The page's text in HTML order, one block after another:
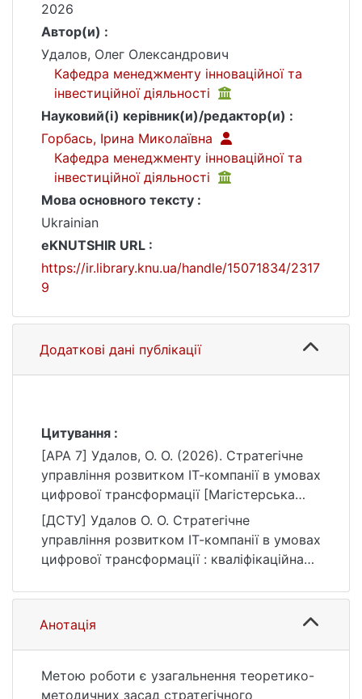
2026
Автор(и) :
Удалов, Олег Олександрович
Кафедра менеджменту інноваційної та
інвестиційної діяльності
Науковий(і) керівник(и)/редактор(и) :
Горбась, Ірина Миколаївна
Кафедра менеджменту інноваційної та
інвестиційної діяльності
Мова основного тексту :
Ukrainian
eKNUTSHIR URL :
https://ir.library.knu.ua/handle/15071834/2317
9
Додаткові дані публікації
Цитування :
[APA 7] Удалов, О. О. (2026). Стратегічне
управління розвитком ІТ-компанії в умовах
цифрової трансформації [Магістерська
робота, Київський національний
університет імені Тараса Шевченка].
eKNUTSHIR.
https://ir.library.knu.ua/handle/15071834/2317
9
[ДСТУ] Удалов О. О. Стратегічне
управління розвитком ІТ-компанії в умовах
цифрової трансформації : кваліфікаційна
адміністрування / наук. кер. І. М. Горбась.
Київ, 2026. 136 с. URL:
https://ir.library.knu.ua/handle/15071834/2317
Анотація
Метою роботи є узагальнення теоретико-
методичних засад стратегічного